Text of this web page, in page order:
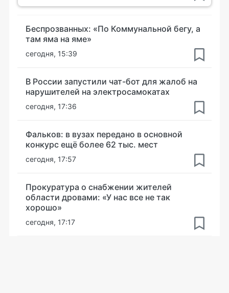
Беспрозванных: «По Коммунальной бегу, а
там яма на яме»
сегодня, 15:39
В России запустили чат-бот для жалоб на
нарушителей на электросамокатах
сегодня, 17:36
Фальков: в вузах передано в основной
конкурс ещё более 62 тыс. мест
сегодня, 17:57
Прокуратура о снабжении жителей
области дровами: «У нас все не так
хорошо»
сегодня, 17:17